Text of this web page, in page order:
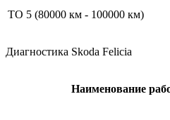
ТО 5 (80000 км - 100000 км)
Диагностика Skoda Felicia
Наименование